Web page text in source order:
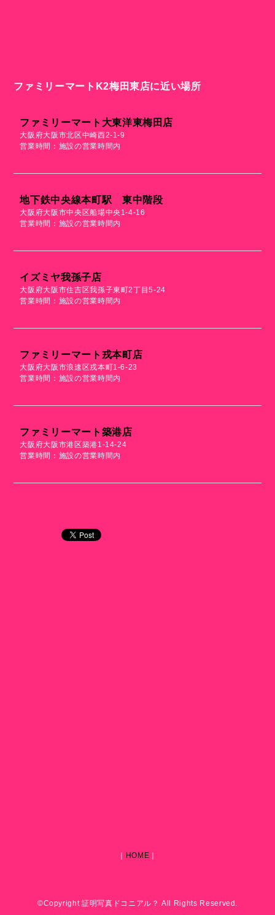
ファミリーマートK2梅田東店に近い場所
ファミリーマート大東洋東梅田店
大阪府大阪市北区中崎西2-1-9
営業時間：施設の営業時間内
地下鉄中央線本町駅 東中階段
大阪府大阪市中央区船場中央1-4-16
営業時間：施設の営業時間内
イズミヤ我孫子店
大阪府大阪市住吉区我孫子東町2丁目5-24
営業時間：施設の営業時間内
ファミリーマート戎本町店
大阪府大阪市浪速区戎本町1-6-23
営業時間：施設の営業時間内
ファミリーマート築港店
大阪府大阪市港区築港1-14-24
営業時間：施設の営業時間内
HOME
©Copyright 証明写真ドコニアル？ All Rights Reserved.